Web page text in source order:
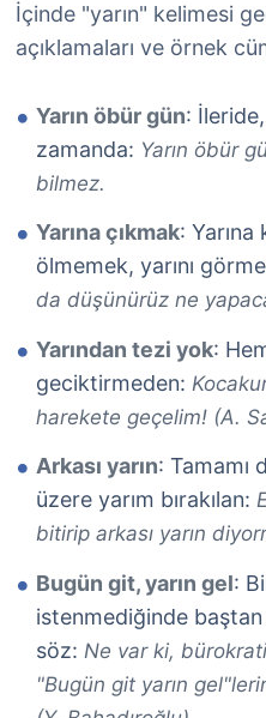
İçinde "yarın" kelimesi
açıklamaları ve örnek
Yarın öbür gün:
zamanda: Yarın öbür
bilmez.
Yarına çıkmak:
ölmemek, yarını
da düşünürüz ne
Yarından tezi yok:
geciktirmeden:
harekete geçelim! (A.
Arkası yarın: Tamamı
üzere yarım bırakılan:
bitirip arkası yarın
Bugün git, yarın gel:
istenmediğinde
söz: Ne var ki,
"Bugün git yarın